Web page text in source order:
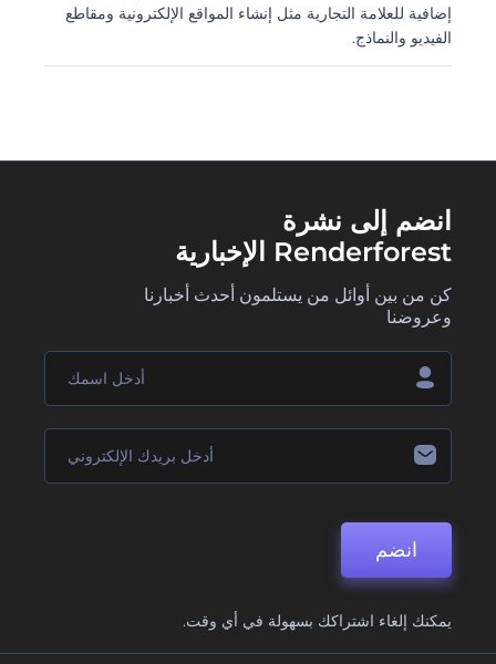
إضافية للعلامة التجارية مثل إنشاء المواقع الإلكترونية ومقاطع
الفيديو والنماذج.
انضم إلى نشرة
Renderforest الإخبارية
كن من بين أوائل من يستلمون أحدث أخبارنا
وعروضنا
انضم
يمكنك إلغاء اشتراكك بسهولة في أي وقت.